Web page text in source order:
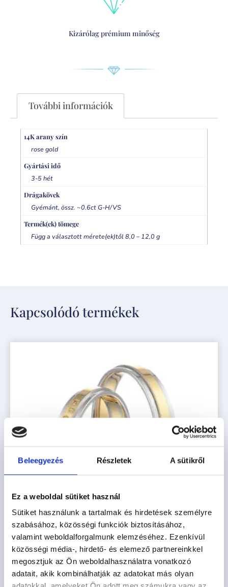
Beleegyezés Részletek A sütikről
Ez a weboldal sütiket használ
Sütiket használunk a tartalmak és hirdetések személyre
szabásához, közösségi funkciók biztosításához,
valamint weboldalforgalmunk elemzéséhez. Ezenkívül
közösségi média-, hirdető- és elemező partnereinkkel
megosztjuk az Ön weboldalhasználatra vonatkozó
adatait, akik kombinálhatják az adatokat más olyan
Kizárólag prémium minőség
További információk
14K arany szín
rose gold
Gyártási idő
3-5 hét
Drágakövek
Gyémánt, össz. ~0.6ct G-H/VS
Termék(ek) tömege
Függ a választott mérete(ek)től 8,0 – 12,0 g
Kapcsolódó termékek
KAIRO
501.000 Ft-tól